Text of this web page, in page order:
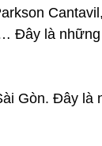
Đây là
Gòn. Đây là